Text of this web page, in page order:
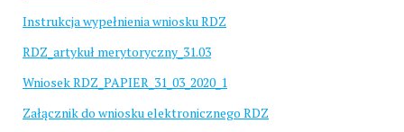
Instrukcja wypełnienia wniosku RDZ
RDZ_artykuł merytoryczny_31.03
Wniosek RDZ_PAPIER_31_03_2020_1
Załącznik do wniosku elektronicznego RDZ